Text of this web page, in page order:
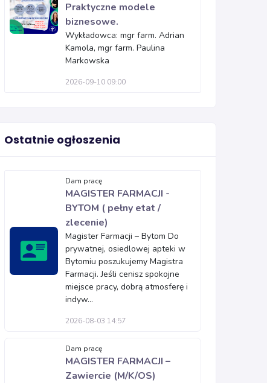
Praktyczne modele
biznesowe.
Wykładowca: mgr farm. Adrian
Kamola, mgr farm. Paulina
Markowska
2026-09-10 09:00
Ostatnie ogłoszenia
Dam pracę
MAGISTER FARMACJI -
BYTOM ( pełny etat /
zlecenie)
Magister Farmacji – Bytom Do
prywatnej, osiedlowej apteki w
Bytomiu poszukujemy Magistra
Farmacji. Jeśli cenisz spokojne
miejsce pracy, dobrą atmosferę i
indyw...
2026-08-03 14:57
Dam pracę
MAGISTER FARMACJI –
Zawiercie (M/K/OS)